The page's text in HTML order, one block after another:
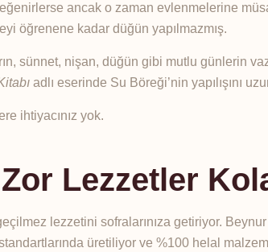
ancak o zaman evlenmelerine
öğrenene kadar düğün yapılmazmış.
sünnet, nişan, düğün gibi mutlu günlerin
adlı eserinde Su Böreği’nin yapılışını
ihtiyacınız yok.
Lezzetler
lezzetini sofralarınıza getiriyor.
üretiliyor ve %100 helal